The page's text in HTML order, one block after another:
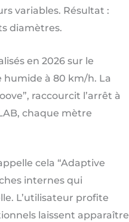
variables. Résultat :
diamètres.
en 2026 sur le
à 80 km/h. La
raccourcit l’arrêt à
chaque mètre
cela “Adaptive
internes qui
L’utilisateur profite
laissent apparaître